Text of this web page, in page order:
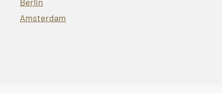
Amsterdam